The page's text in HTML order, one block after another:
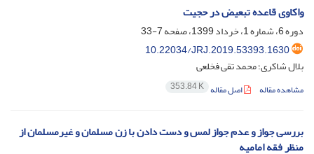
واکاوی قاعده تبعیض در حجیت
دوره 6، شماره 1، خرداد 1399، صفحه
7-33
10.22034/JRJ.2019.53393.1630
بلال شاکری؛ محمد تقی فخلعی
مشاهده مقاله اصل مقاله 353.84 K
بررسی جواز و عدم جواز لمس و دست دادن با زن مسلمان و غیرمسلمان از
منظر فقه امامیه